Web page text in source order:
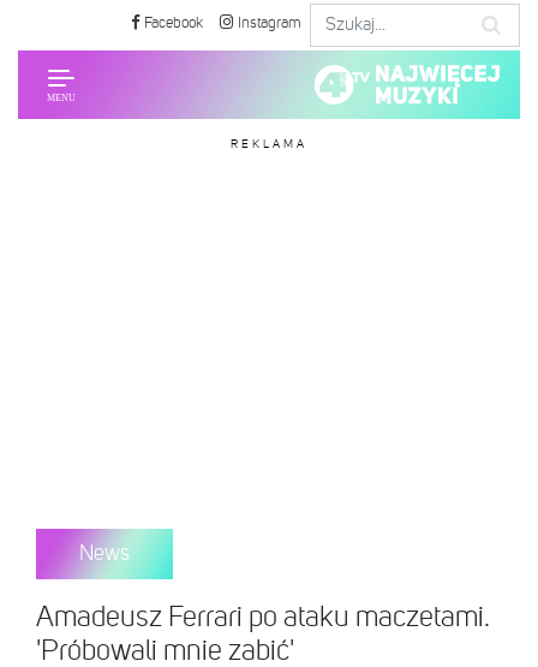
Facebook Instagram
REKLAMA
News
Amadeusz Ferrari po ataku maczetami.
'Próbowali mnie zabić'